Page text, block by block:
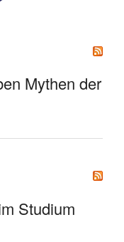
Mythen der
Studium